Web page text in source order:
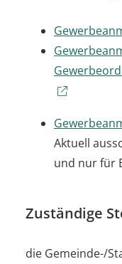
Aktuell
und nur für
Zuständige
die Gemeinde-/